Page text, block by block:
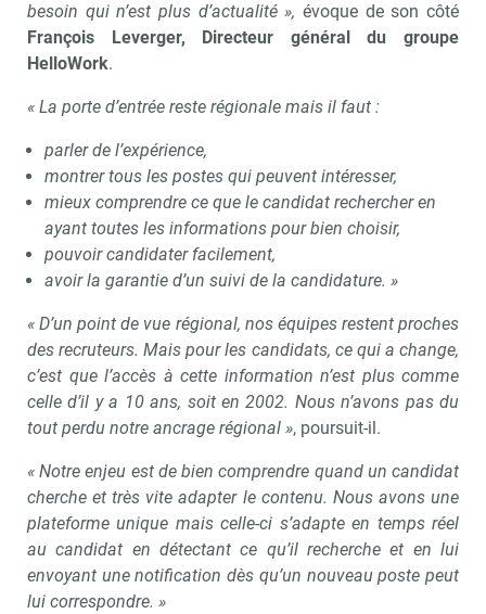
besoin qui n’est plus d’actualité », évoque de son côté
François Leverger, Directeur général du groupe
HelloWork.
« La porte d’entrée reste régionale mais il faut :
parler de l’expérience,
montrer tous les postes qui peuvent intéresser,
mieux comprendre ce que le candidat rechercher en
ayant toutes les informations pour bien choisir,
pouvoir candidater facilement,
avoir la garantie d’un suivi de la candidature. »
« D’un point de vue régional, nos équipes restent proches
des recruteurs. Mais pour les candidats, ce qui a change,
c’est que l’accès à cette information n’est plus comme
celle d’il y a 10 ans, soit en 2002. Nous n’avons pas du
tout perdu notre ancrage régional », poursuit-il.
« Notre enjeu est de bien comprendre quand un candidat
cherche et très vite adapter le contenu. Nous avons une
plateforme unique mais celle-ci s’adapte en temps réel
au candidat en détectant ce qu’il recherche et en lui
envoyant une notification dès qu’un nouveau poste peut
lui correspondre. »